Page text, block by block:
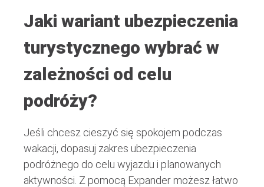
Jaki wariant ubezpieczenia
turystycznego wybrać w
zależności od celu
podróży?
Jeśli chcesz cieszyć się spokojem podczas
wakacji, dopasuj zakres ubezpieczenia
podróżnego do celu wyjazdu i planowanych
aktywności. Z pomocą Expander możesz łatwo